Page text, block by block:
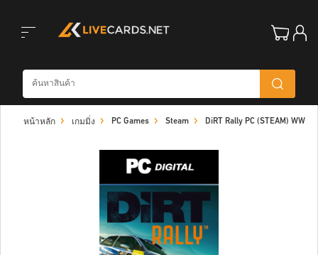
หน้าหลัก เกมมิ่ง PC Games Steam DiRT Rally PC (STEAM) WW